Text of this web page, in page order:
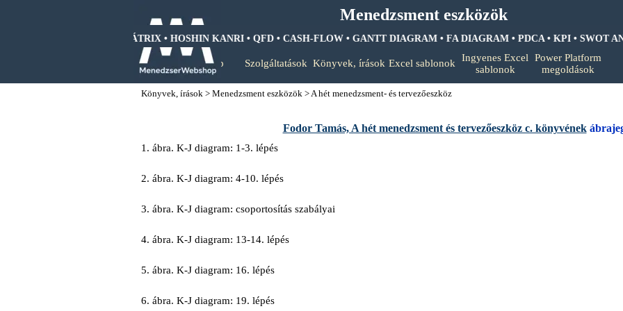
Menedzsment eszközök
SWOT ANALIZIS • BCG MÁTRIX • HOSHIN KANRI • QFD • CASH-FLOW • GANTT DIAGRAM • FA DIAGRAM • PDCA • KPI • SWOT
Kezdőlap
Szolgáltatások Könyvek, írások ▼
Excel sablonok ▼
Ingyenes Excel
sablonok
▼
Power Platform
megoldások
Könyvek, írások >Menedzsment eszközök >A hét menedzsment- és tervezőeszköz
Fodor Tamás, A hét menedzsment és tervezőeszköz c. könyvének
1. ábra. K-J diagram: 1-3. lépés
2. ábra. K-J diagram: 4-10. lépés
3. ábra. K-J diagram: csoportosítás szabályai
4. ábra. K-J diagram: 13-14. lépés
5. ábra. K-J diagram: 16. lépés
6. ábra. K-J diagram: 19. lépés